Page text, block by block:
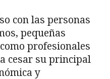
con las personas
pequeñas
profesionales
cesar su principal
y